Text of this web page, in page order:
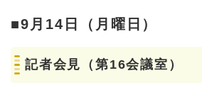
■9月14日（月曜日）
記者会見（第16会議室）